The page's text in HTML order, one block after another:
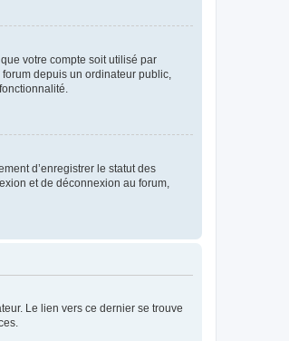
votre compte soit utilisé par
depuis un ordinateur public,
d’enregistrer le statut des
et de déconnexion au forum,
Le lien vers ce dernier se trouve